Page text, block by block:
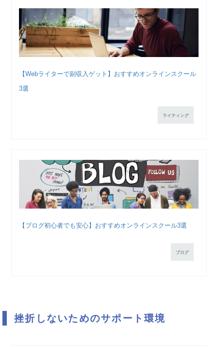
【Webライターで副収入ゲット】おすすめオンラインスクール
3選
ライティング
【ブログ初心者でも安心】おすすめオンラインスクール3選
ブログ
挫折しないためのサポート環境